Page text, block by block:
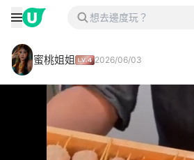
蜜桃姐姐 2026/06/03